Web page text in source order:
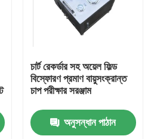
চার্ট রেকর্ডার সহ অয়েল ফিল্ড
বিস্ফোরণ প্রমাণ বায়ুসংক্রান্ত
চাপ পরীক্ষার সরঞ্জাম
অনুসন্ধান পাঠান